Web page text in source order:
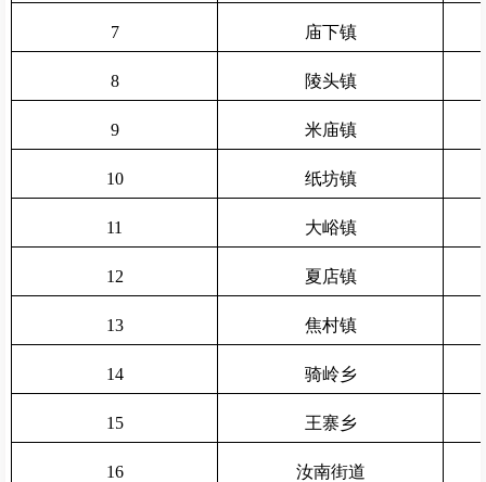
7 庙下镇
8 陵头镇
9 米庙镇
10 纸坊镇
11 大峪镇
12 夏店镇
13 焦村镇
14 骑岭乡
15 王寨乡
16 汝南街道